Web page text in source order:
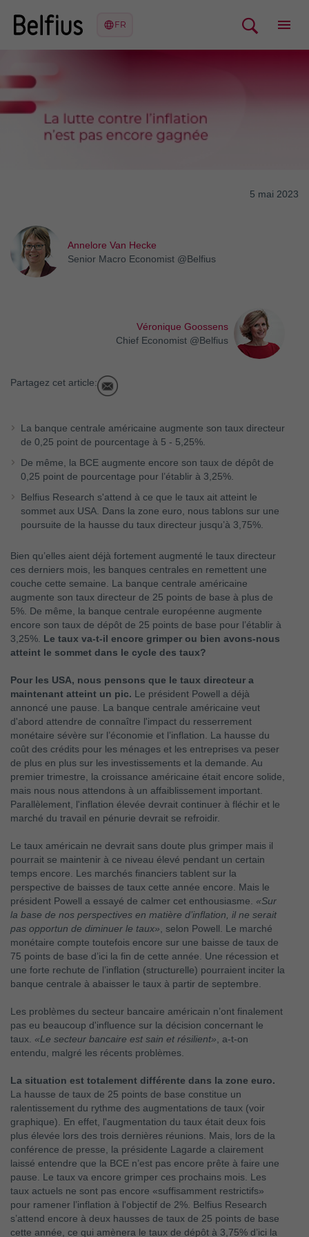
5 mai 2023
Annelore Van Hecke
Senior Macro Economist @Belfius
Véronique Goossens
Chief Economist @Belfius
Partagez cet article:
La banque centrale américaine augmente son taux directeur
de 0,25 point de pourcentage à 5 - 5,25%.
De même, la BCE augmente encore son taux de dépôt de
0,25 point de pourcentage pour l’établir à 3,25%.
Belfius Research s'attend à ce que le taux ait atteint le
sommet aux USA. Dans la zone euro, nous tablons sur une
poursuite de la hausse du taux directeur jusqu’à 3,75%.
Bien qu’elles aient déjà fortement augmenté le taux directeur
ces derniers mois, les banques centrales en remettent une
couche cette semaine. La banque centrale américaine
augmente son taux directeur de 25 points de base à plus de
5%. De même, la banque centrale européenne augmente
encore son taux de dépôt de 25 points de base pour l’établir à
3,25%. Le taux va-t-il encore grimper ou bien avons-nous
atteint le sommet dans le cycle des taux?
Pour les USA, nous pensons que le taux directeur a
maintenant atteint un pic. Le président Powell a déjà
annoncé une pause. La banque centrale américaine veut
d'abord attendre de connaître l'impact du resserrement
monétaire sévère sur l’économie et l’inflation. La hausse du
coût des crédits pour les ménages et les entreprises va peser
de plus en plus sur les investissements et la demande. Au
premier trimestre, la croissance américaine était encore solide,
mais nous nous attendons à un affaiblissement important.
Parallèlement, l'inflation élevée devrait continuer à fléchir et le
marché du travail en pénurie devrait se refroidir.
Le taux américain ne devrait sans doute plus grimper mais il
pourrait se maintenir à ce niveau élevé pendant un certain
temps encore. Les marchés financiers tablent sur la
perspective de baisses de taux cette année encore. Mais le
président Powell a essayé de calmer cet enthousiasme. «Sur
la base de nos perspectives en matière d’inflation, il ne serait
pas opportun de diminuer le taux» , selon Powell. Le marché
monétaire compte toutefois encore sur une baisse de taux de
75 points de base d’ici la fin de cette année. Une récession et
une forte rechute de l’inflation (structurelle) pourraient inciter la
banque centrale à abaisser le taux à partir de septembre.
Les problèmes du secteur bancaire américain n’ont finalement
pas eu beaucoup d'influence sur la décision concernant le
taux. «Le secteur bancaire est sain et résilient» , a-t-on
entendu, malgré les récents problèmes.
La situation est totalement différente dans la zone euro.
La hausse de taux de 25 points de base constitue un
ralentissement du rythme des augmentations de taux (voir
graphique). En effet, l'augmentation du taux était deux fois
plus élevée lors des trois dernières réunions. Mais, lors de la
conférence de presse, la présidente Lagarde a clairement
laissé entendre que la BCE n’est pas encore prête à faire une
pause. Le taux va encore grimper ces prochains mois. Les
taux actuels ne sont pas encore «suffisamment restrictifs»
pour ramener l’inflation à l'objectif de 2%. Belfius Research
s’attend encore à deux hausses de taux de 25 points de base
cette année, ce qui amènera le taux de dépôt à 3,75% d’ici la